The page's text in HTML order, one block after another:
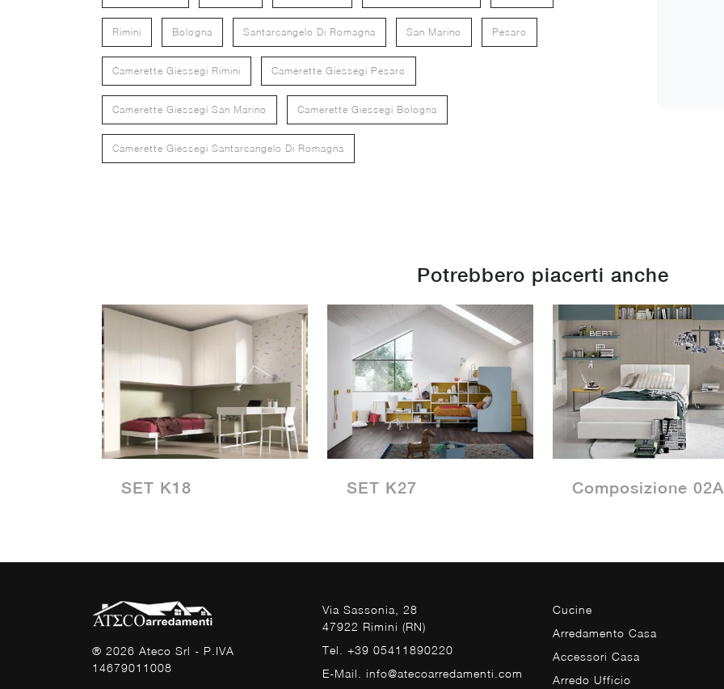
Rimini Bologna Santarcangelo Di Romagna San Marino Pesaro
Camerette Giessegi Rimini Camerette Giessegi Pesaro
Camerette Giessegi San Marino Camerette Giessegi Bologna
Camerette Giessegi Santarcangelo Di Romagna
Potrebbero piacerti anche
SET K18 SET K27 Composizione 02A
® 2026 Ateco Srl - P.IVA
14679011008
Via Sassonia, 28
47922 Rimini (RN)
Tel. +39 05411890220
E-Mail. info@atecoarredamenti.com
Cucine
Arredamento Casa
Accessori Casa
Arredo Ufficio